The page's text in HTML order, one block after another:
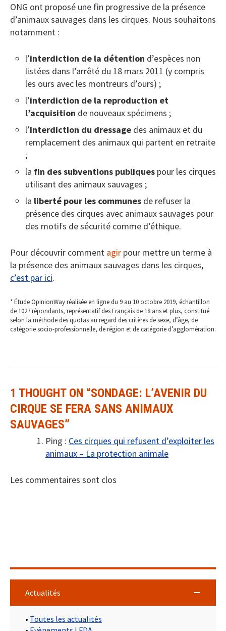
ONG ont proposé une fin progressive de la présence
d’animaux sauvages dans les cirques. Nous souhaitons
notamment :
l’interdiction de la détention d’espèces non
listées dans l’arrêté du 18 mars 2011 (y compris
les ours avec les montreurs d’ours) ;
l’interdiction de la reproduction et
l’acquisition de nouveaux spécimens ;
l’interdiction du dressage des animaux et du
remplacement des animaux qui partent en retraite
;
la fin des subventions publiques pour les cirques
utilisant des animaux sauvages ;
la liberté pour les communes de refuser la
présence des cirques avec animaux sauvages pour
des motifs de sécurité comme d’éthique.
Pour découvrir comment agir pour mettre un terme à
la présence des animaux sauvages dans les cirques,
c’est par ici.
* Étude OpinionWay réalisée en ligne du 9 au 10 octobre 2019, échantillon
de 1027 répondants, représentatif des Français de 18 ans et plus, constitué
selon la méthode des quotas au regard des critères de sexe, d’âge, de
catégorie socio-professionnelle, de région et de catégorie d’agglomération.
1 THOUGHT ON “SONDAGE: L’AVENIR DU
CIRQUE SE FERA SANS ANIMAUX
SAUVAGES”
Ping : Ces cirques qui refusent d’exploiter les
animaux – La protection animale
Les commentaires sont clos
Actualités
• Toutes les actualités